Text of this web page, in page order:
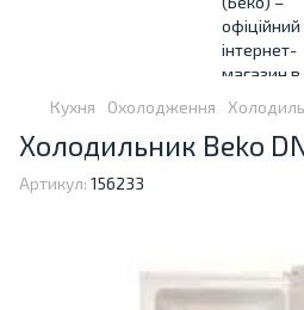
Кухня Охолодження
Холодильник Beko
Артикул: 156233